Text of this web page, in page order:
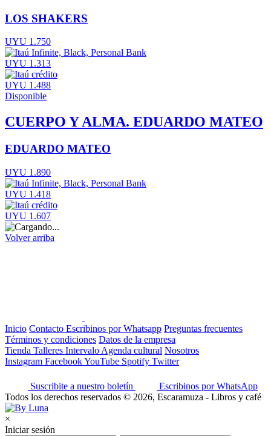
LOS SHAKERS
UYU 1.750
UYU 1.313
UYU 1.488
Disponible
CUERPO Y ALMA. EDUARDO MATEO
EDUARDO MATEO
UYU 1.890
UYU 1.418
UYU 1.607
Volver arriba
Inicio Contacto Escribinos por Whatsapp Preguntas frecuentes
Términos y condiciones Datos de la empresa
Tienda Talleres Intervalo Agenda cultural Nosotros
Instagram FacebookYouTube Spotify Twitter
Suscribite a nuestro boletín
Escribinos por WhatsApp
Todos los derechos reservados © 2026, Escaramuza - Libros y café
×
Iniciar sesión